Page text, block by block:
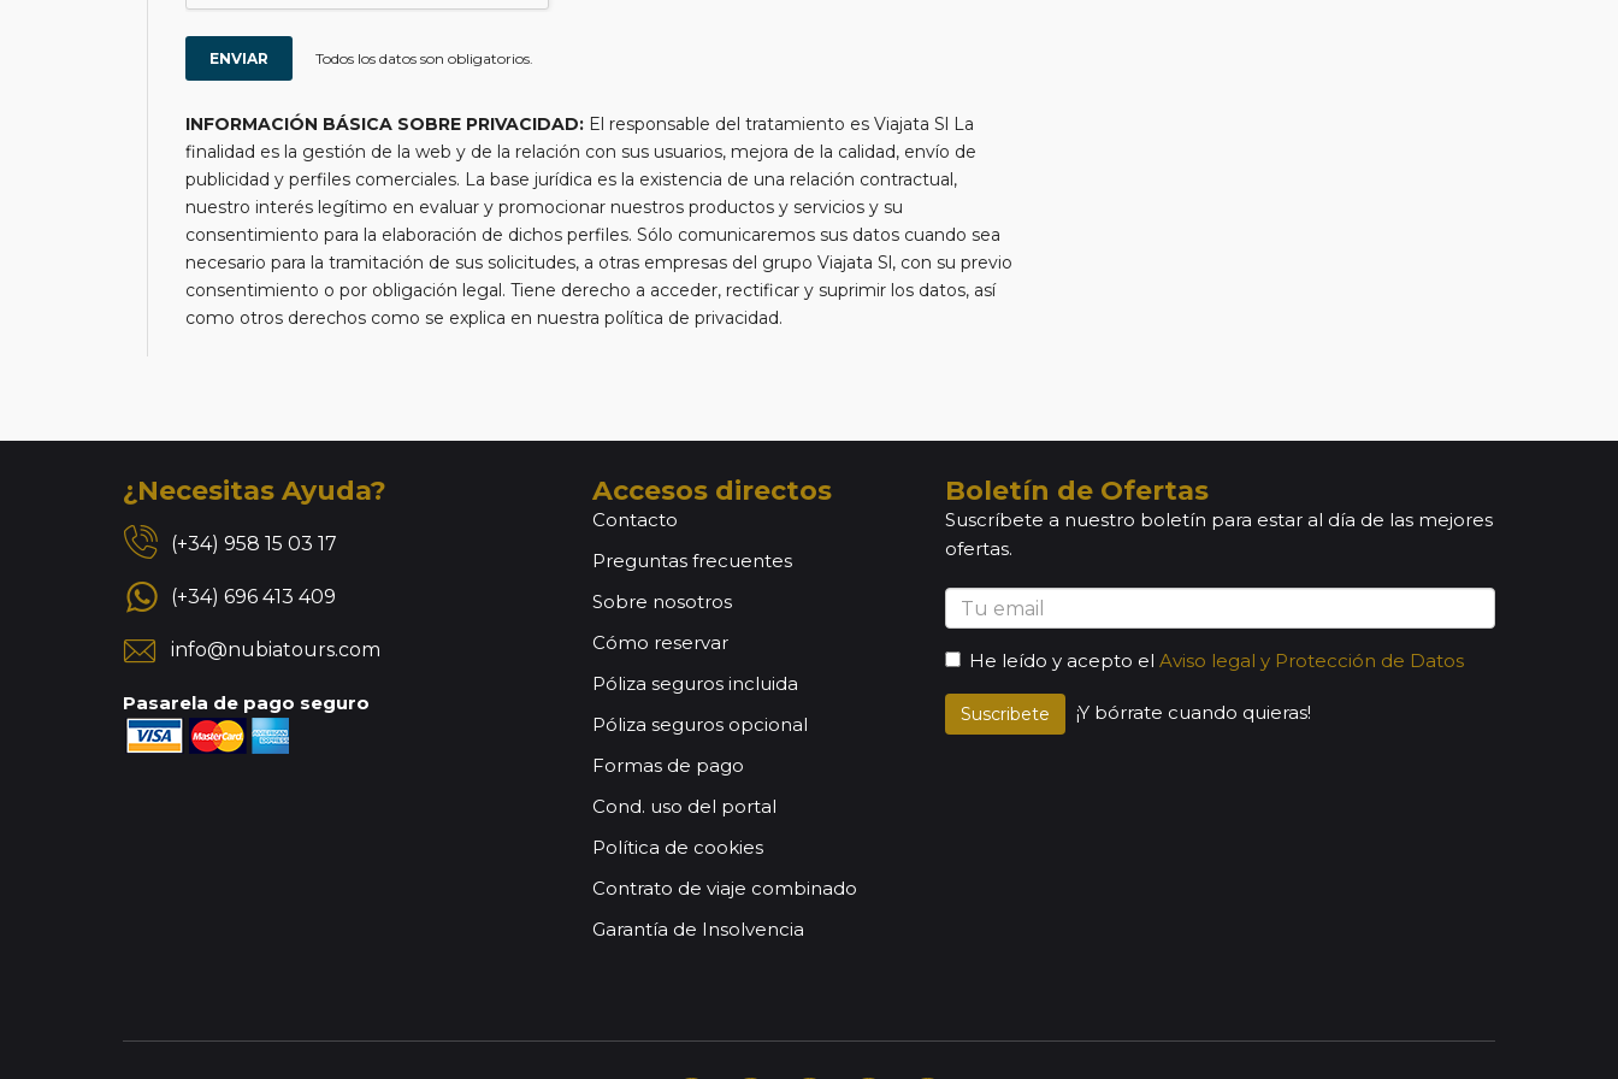
Todos los datos son obligatorios.
INFORMACIÓN BÁSICA SOBRE PRIVACIDAD: El responsable del tratamiento es Viajata Sl La
finalidad es la gestión de la web y de la relación con sus usuarios, mejora de la calidad, envío de
publicidad y perfiles comerciales. La base jurídica es la existencia de una relación contractual,
nuestro interés legítimo en evaluar y promocionar nuestros productos y servicios y su
consentimiento para la elaboración de dichos perfiles. Sólo comunicaremos sus datos cuando sea
necesario para la tramitación de sus solicitudes, a otras empresas del grupo Viajata Sl, con su previo
consentimiento o por obligación legal. Tiene derecho a acceder, rectificar y suprimir los datos, así
como otros derechos como se explica en nuestra política de privacidad.
¿Necesitas Ayuda?
(+34) 958 15 03 17
(+34) 696 413 409
info@nubiatours.com
Pasarela de pago seguro
Accesos directos
Contacto
Preguntas frecuentes
Sobre nosotros
Cómo reservar
Póliza seguros incluida
Póliza seguros opcional
Formas de pago
Cond. uso del portal
Política de cookies
Contrato de viaje combinado
Garantía de Insolvencia
Boletín de Ofertas
Suscríbete a nuestro boletín para estar al día de las mejores
ofertas.
He leído y acepto el Aviso legal y Protección de Datos
Suscribete ¡Y bórrate cuando quieras!